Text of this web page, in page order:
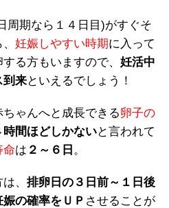
周期なら１４日目)がすぐそ
妊娠しやすい時期に入って
る方もいますので、 妊活中
到来といえるでしょう！
ゃんへと成長できる卵子の
時間ほどしかないと言われて
命は ２～６日 。
、 排卵日の３日前～１日後
の確率をＵＰ させることが